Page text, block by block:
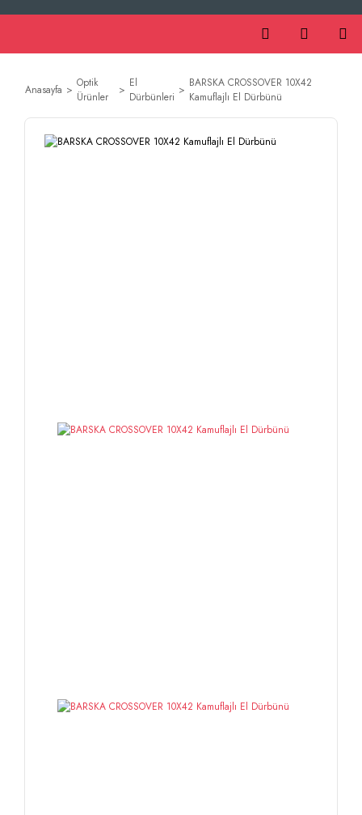
Anasayfa
Optik
Ürünler
El
Dürbünleri
BARSKA CROSSOVER 10X42
Kamuflajlı El Dürbünü